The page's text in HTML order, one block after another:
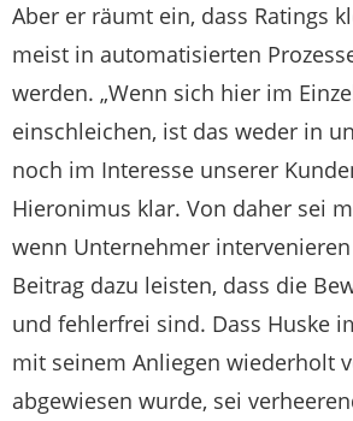
Aber er räumt ein, dass Ratings
meist in automatisierten
werden. „Wenn sich hier im
einschleichen, ist das weder in
noch im Interesse unserer
Hieronimus klar. Von daher sei
wenn Unternehmer
Beitrag dazu leisten, dass die
und fehlerfrei sind. Dass Huske
mit seinem Anliegen wiederholt
abgewiesen wurde, sei